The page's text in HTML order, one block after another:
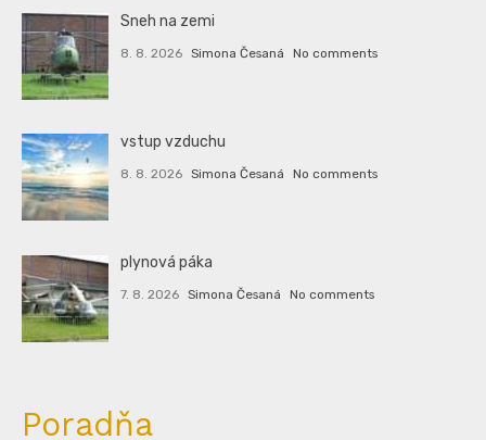
Sneh na zemi
8. 8. 2026 Simona Česaná No comments
vstup vzduchu
8. 8. 2026 Simona Česaná No comments
plynová páka
7. 8. 2026 Simona Česaná No comments
Poradňa